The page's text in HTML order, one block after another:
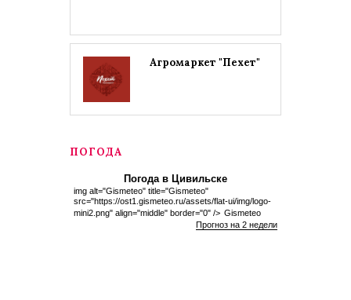
Агромаркет "Пехет"
ПОГОДА
Погода в Цивильске
img alt="Gismeteo" title="Gismeteo"
src="https://ost1.gismeteo.ru/assets/flat-ui/img/logo-
mini2.png" align="middle" border="0" /> Gismeteo
Прогноз на 2 недели